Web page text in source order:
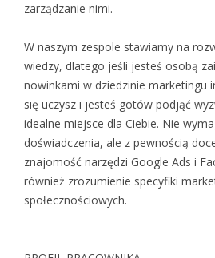
zarządzanie nimi.
W naszym zespole stawiamy na
wiedzy, dlatego jeśli jesteś osobą
nowinkami w dziedzinie marketingu
się uczysz i jesteś gotów podjąć
idealne miejsce dla Ciebie. Nie
doświadczenia, ale z pewnością
znajomość narzędzi Google Ads i
również zrozumienie specyfiki
społecznościowych.